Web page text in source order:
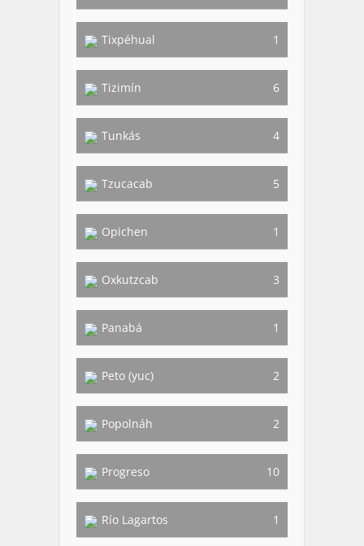
Tixpéhual 1
Tizimín 6
Tunkás 4
Tzucacab 5
Opichen 1
Oxkutzcab 3
Panabá 1
Peto (yuc) 2
Popolnáh 2
Progreso 10
Río Lagartos 1